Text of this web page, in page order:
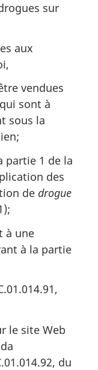
sur
aux
vendues
sont à
sous la
partie 1 de la
des
de drogue
à une
à la partie
le site Web
du